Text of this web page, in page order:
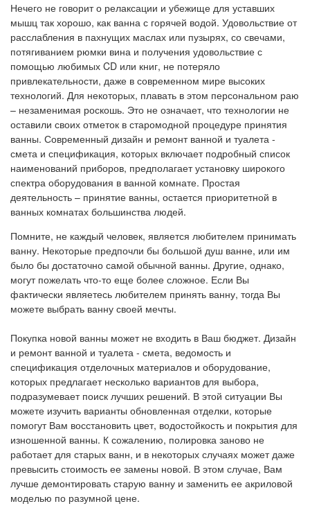
Нечего не говорит о релаксации и убежище для уставших
мышц так хорошо, как ванна с горячей водой. Удовольствие от
расслабления в пахнущих маслах или пузырях, со свечами,
потягиванием рюмки вина и получения удовольствие с
помощью любимых CD или книг, не потеряло
привлекательности, даже в современном мире высоких
технологий. Для некоторых, плавать в этом персональном раю
– незаменимая роскошь. Это не означает, что технологии не
оставили своих отметок в старомодной процедуре принятия
ванны. Современный дизайн и ремонт ванной и туалета -
смета и спецификация, которых включает подробный список
наименований приборов, предполагает установку широкого
спектра оборудования в ванной комнате. Простая
деятельность – принятие ванны, остается приоритетной в
ванных комнатах большинства людей.
Помните, не каждый человек, является любителем принимать
ванну. Некоторые предпочли бы большой душ ванне, или им
было бы достаточно самой обычной ванны. Другие, однако,
могут пожелать что-то еще более сложное. Если Вы
фактически являетесь любителем принять ванну, тогда Вы
можете выбрать ванну своей мечты.
Покупка новой ванны может не входить в Ваш бюджет. Дизайн
и ремонт ванной и туалета - смета, ведомость и
спецификация отделочных материалов и оборудование,
которых предлагает несколько вариантов для выбора,
подразумевает поиск лучших решений. В этой ситуации Вы
можете изучить варианты обновленная отделки, которые
помогут Вам восстановить цвет, водостойкость и покрытия для
изношенной ванны. К сожалению, полировка заново не
работает для старых ванн, и в некоторых случаях может даже
превысить стоимость ее замены новой. В этом случае, Вам
лучше демонтировать старую ванну и заменить ее акриловой
моделью по разумной цене.